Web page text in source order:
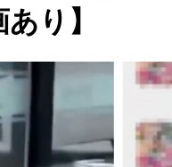
り】